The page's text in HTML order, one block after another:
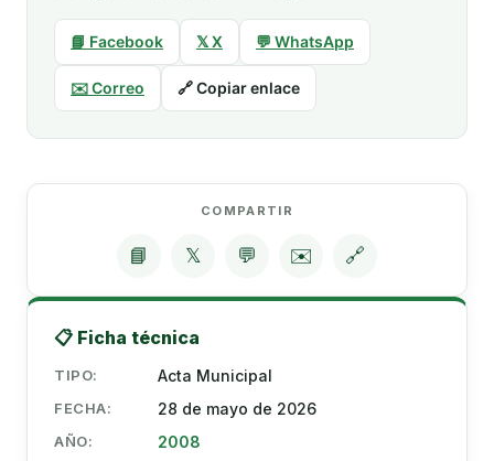
📘 Facebook 𝕏 X 💬 WhatsApp
✉️ Correo 🔗 Copiar enlace
COMPARTIR
📘 𝕏 💬 ✉️ 🔗
📋 Ficha técnica
TIPO: Acta Municipal
FECHA: 28 de mayo de 2026
AÑO: 2008